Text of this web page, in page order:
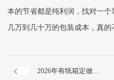
本的节省都是纯利润，找对一
几万到几十万的包装成本，真的
2026年有纸箱定做需